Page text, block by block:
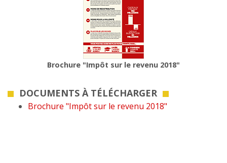
Brochure "Impôt sur le revenu 2018"
DOCUMENTS À TÉLÉCHARGER
Brochure "Impôt sur le revenu 2018"